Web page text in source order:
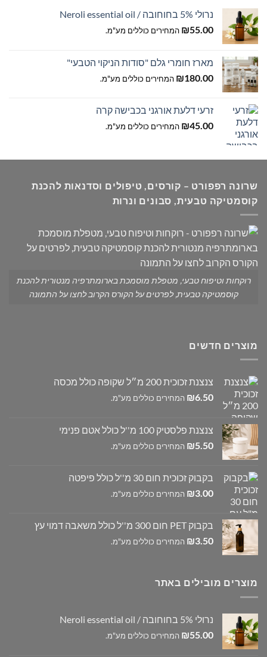
נרולי 5% בחוחובה / Neroli essential oil
₪55.00 המחירים כוללים מע"מ.
מארז חומרי גלם "סודות הניקוי הטבעי"
₪180.00 המחירים כוללים מע"מ.
זרעי דלעת אורגני בכבישה קרה
₪45.00 המחירים כוללים מע"מ.
שרונה רפפורט – קורסים, טיפולים וסדנאות להכנת
קוסמטיקה טבעית, סבונים ונרות
רוקחות וטיפוח טבעי, מטפלת מוסמכת בארומתרפיה מנטורית להכנת
קוסמטיקה טבעית, לפרטים על הקורס הקרוב לחצו על התמונה
מוצרים חדשים
צנצנת זכוכית 200 מ״ל שקופה כולל מכסה
₪6.50 המחירים כוללים מע"מ.
צנצנת פלסטיק 100 מ''ל כולל אטם פנימי
₪5.50 המחירים כוללים מע"מ.
בקבוק זכוכית חום 30 מ''ל כולל פיפטה
₪3.00 המחירים כוללים מע"מ.
בקבוק PET חום 300 מ''ל כולל משאבה דמוי עץ
₪3.50 המחירים כוללים מע"מ.
מוצרים מובילים באתר
נרולי 5% בחוחובה / Neroli essential oil
₪55.00 המחירים כוללים מע"מ.